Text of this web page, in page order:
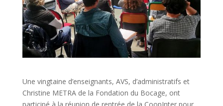
Une vingtaine d’enseignants, AVS, d’administratifs et
Christine METRA de la Fondation du Bocage, ont